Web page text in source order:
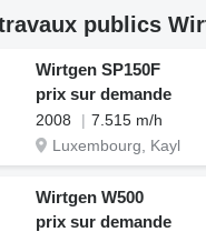
publics
Wirtgen SP150F
prix sur demande
2008
7.515 m/h
Luxembourg, Kayl
Wirtgen W500
prix sur demande